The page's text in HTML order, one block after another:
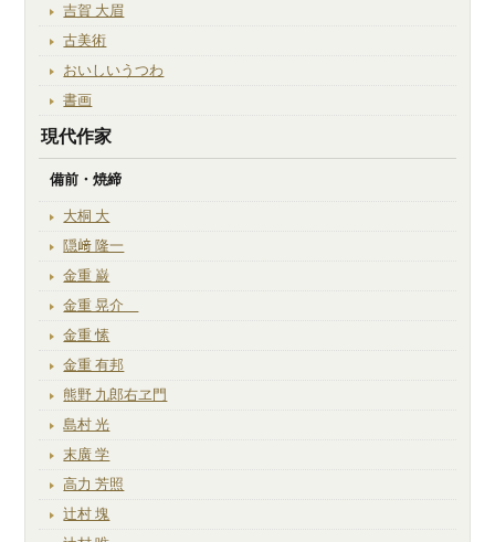
吉賀 大眉
古美術
おいしいうつわ
書画
現代作家
備前・焼締
大桐 大
隠﨑 隆一
金重 巌
金重 晃介
金重 愫
金重 有邦
熊野 九郎右ヱ門
島村 光
末廣 学
高力 芳照
辻村 塊